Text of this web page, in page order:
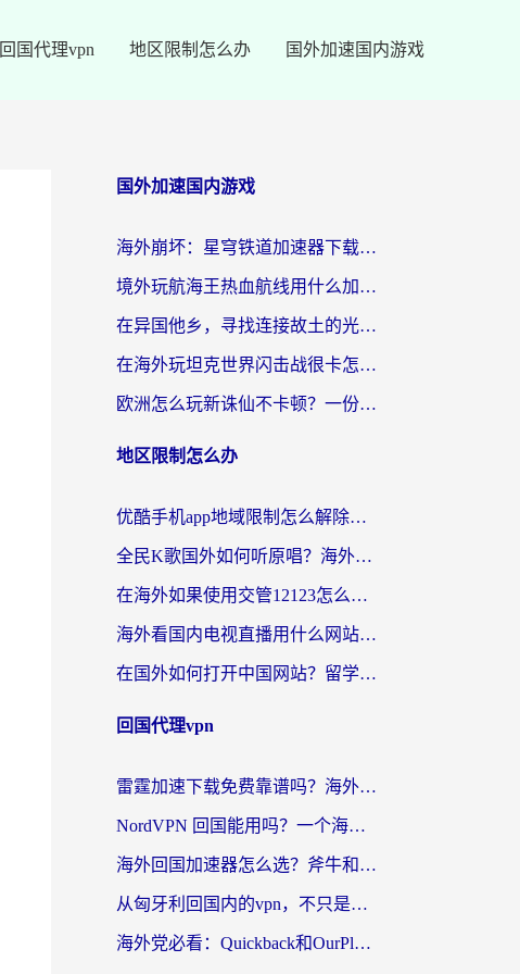
回国代理vpn 地区限制怎么办 国外加速国内游戏
国外加速国内游戏
海外崩坏：星穹铁道加速器下载安装：一份给游子的终极网络指南
境外玩航海王热血航线用什么加速器？2026海外玩家实测最优方案（附欧洲问道堡垒前线加速技巧）
在异国他乡，寻找连接故土的光明大陆免费加速器
在海外玩坦克世界闪击战很卡怎么办？老玩家亲测有效的加速器选择指南
欧洲怎么玩新诛仙不卡顿？一份给海外游子的国服游戏畅玩指南
地区限制怎么办
优酷手机app地域限制怎么解除？海外党亲测有效的追剧方案
全民K歌国外如何听原唱？海外党亲测有效的回国加速器选择指南
在海外如果使用交管12123怎么处理？留学生亲测有效的回国加速方案
海外看国内电视直播用什么网站比较好？一篇解决你所有追剧难题的实用指南
在国外如何打开中国网站？留学生与海外华人的无缝访问指南
回国代理vpn
雷霆加速下载免费靠谱吗？海外党选回国加速器的避坑指南（附热门工具对比）
NordVPN 回国能用吗？一个海外用户必须面对的真实困境
海外回国加速器怎么选？斧牛和海龟哪个好？一篇帮你避开坑的实用指南
从匈牙利回国内的vpn，不只是为了刷剧那么简单
海外党必看：Quickback和OurPlay好用吗？3分钟选对回国加速器，无缝刷剧玩游戏